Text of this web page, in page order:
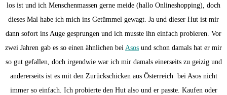
los ist und ich Menschenmassen gerne meide (hallo Onlineshopping), doch
dieses Mal habe ich mich ins Getümmel gewagt. Ja und dieser Hut ist mir
dann sofort ins Auge gesprungen und ich musste ihn einfach probieren. Vor
zwei Jahren gab es so einen ähnlichen bei Asos und schon damals hat er mir
so gut gefallen, doch irgendwie war ich mir damals einerseits zu geizig und
andererseits ist es mit den Zurückschicken aus Österreich bei Asos nicht
immer so einfach. Ich probierte den Hut also und er passte. Kaufen oder